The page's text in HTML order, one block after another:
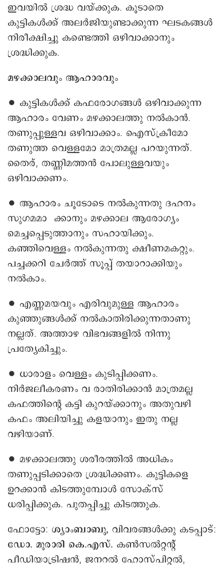
ഇവയിൽ ശ്രദ്ധ വയ്ക്കുക. കൂടാതെ
കുട്ടികൾക്ക് അലർജിയുണ്ടാക്കുന്ന ഘടകങ്ങൾ
നിരീക്ഷിച്ചു കണ്ടെത്തി ഒഴിവാക്കാനും
ശ്രദ്ധിക്കുക.
മഴക്കാലവും ആഹാരവും
∙ കുട്ടികൾക്ക് കഫരോഗങ്ങൾ ഒഴിവാക്കുന്ന
ആഹാരം വേണം മഴക്കാലത്തു നൽകാൻ.
തണുപ്പുള്ളവ ഒഴിവാക്കാം. ഐസ്‌ക്രീമോ
തണുത്ത വെള്ളമോ മാത്രമല്ല പറയുന്നത്.
തൈര്, തണ്ണിമത്തൻ പോലുള്ളവയും
ഒഴിവാക്കണം.
∙ ആഹാരം ചൂടോടെ നൽകുന്നതു ദഹനം
സുഗമമാ ക്കാനും മഴക്കാല ആരോഗ്യം
മെച്ചപ്പെടുത്താനും സഹായിക്കും.
കഞ്ഞിവെള്ളം നൽകുന്നതു ക്ഷീണമകറ്റും.
പച്ചക്കറി ചേർത്ത് സൂപ്പ് തയാറാക്കിയും
നൽകാം.
∙ എണ്ണമയവും എരിവുമുള്ള ആഹാരം
കുഞ്ഞുങ്ങൾക്ക് നൽകാതിരിക്കുന്നതാണു
നല്ലത്. അത്താഴ വിഭവങ്ങളില്‍ നിന്നു
പ്രത്യേകിച്ചും.
∙ ധാരാളം വെള്ളം കുടിപ്പിക്കണം.
നിർജലീകരണം വ രാതിരിക്കാൻ മാത്രമല്ല
കഫത്തിന്റെ കട്ടി കുറയ്ക്കാനും അതുവഴി
കഫം അലിയിച്ചു കളയാനും ഇതു നല്ല
വഴിയാണ്.
∙ മഴക്കാലത്തു ശരീരത്തിൽ അധികം
തണുപ്പടിക്കാതെ ശ്രദ്ധിക്കണം. കുട്ടികളെ
ഉറക്കാൻ കിടത്തുമ്പോൾ സോക്സ്
ധരിപ്പിക്കുക. പുതപ്പിച്ചു കിടത്തുക.
ഫോട്ടോ: ശ്യാംബാബു, വിവരങ്ങൾക്കു കടപ്പാട്:
ഡോ. മുരാരി കെ.എസ്. കൺസൽറ്റന്റ്
പീഡിയാട്രിഷൻ, ജനറൽ ഹോസ്പിറ്റൽ,